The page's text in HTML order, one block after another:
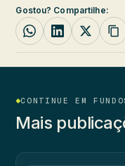
Gostou? Compartilhe:
CONTINUE EM
Mais